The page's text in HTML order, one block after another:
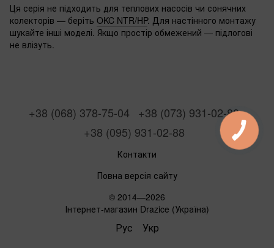
Ця серія не підходить для теплових насосів чи сонячних
колекторів — беріть OKC NTR/HP. Для настінного монтажу
шукайте інші моделі. Якщо простір обмежений — підлогові
не влізуть.
+38 (068) 378-75-04
+38 (073) 931-02-88
+38 (095) 931-02-88
Контакти
Повна версія сайту
© 2014—2026
Інтернет-магазин Drazice (Україна)
Рус Укр